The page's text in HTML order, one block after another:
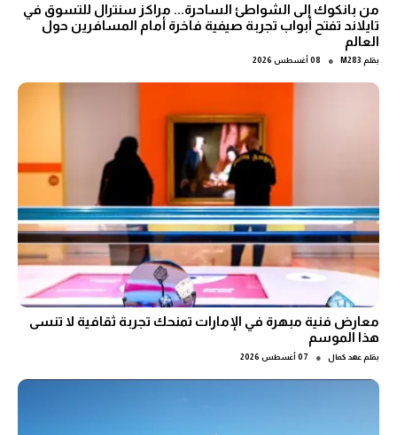
من بانكوك إلى الشواطئ الساحرة... مراكز سنترال للتسوق في
تايلاند تفتح أبواب تجربة صيفية فاخرة أمام المسافرين حول
العالم
بقلم M283
● 08 أغسطس 2026
معارض فنية مبهرة في الإمارات تمنحك تجربة ثقافية لا تنسى
هذا الموسم
بقلم عهد كمال ● 07 أغسطس 2026